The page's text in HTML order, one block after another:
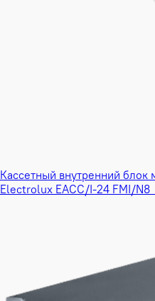
Кассетный внутренний блок
Electrolux EACC/I-24 FMI/